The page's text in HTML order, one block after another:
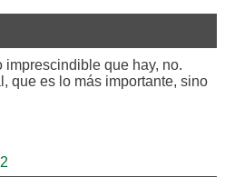
imprescindible que hay, no.
que es lo más importante, sino